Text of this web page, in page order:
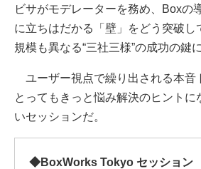
ビサがモデレーターを務め、Boxの
に立ちはだかる「壁」をどう突破し
規模も異なる“三社三様”の成功の鍵
ユーザー視点で繰り出される本音
とってもきっと悩み解決のヒントに
いセッションだ。
◆BoxWorks Tokyo セッション